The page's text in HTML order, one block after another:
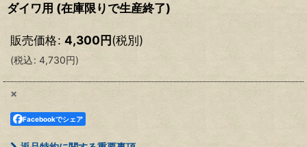
ダイワ用 (在庫限りで生産終了)
販売価格: 4,300円(税別)
(税込: 4,730円)
×
Facebookでシェア